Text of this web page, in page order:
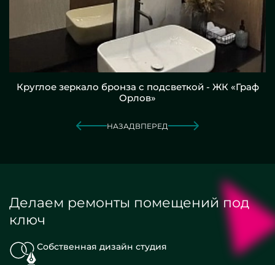
Круглое зеркало бронза с подсветкой - ЖК «Граф
Орлов»
НАЗАД ВПЕРЕД
Делаем ремонты помещений под
ключ
Собственная дизайн студия